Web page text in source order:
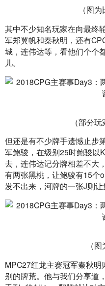
（图
其中不少知名玩家在向最终
军郑翼帆和秦秋明，还有
城，连伟达等，看他们个个
儿。
（部分
但还是有不少牌手遗憾止步
军鲍骏，在级别25时鲍骏以
去，连伟达记分牌相差不大
有两张黑桃，让鲍骏有15个
发不出来，河牌的一张J则让
（
MPC27红龙主赛冠军秦秋
别的牌荒。他与我们分享道